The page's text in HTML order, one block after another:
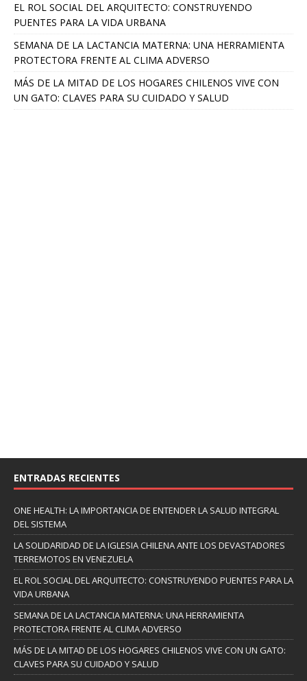
EL ROL SOCIAL DEL ARQUITECTO: CONSTRUYENDO
PUENTES PARA LA VIDA URBANA
SEMANA DE LA LACTANCIA MATERNA: UNA HERRAMIENTA
PROTECTORA FRENTE AL CLIMA ADVERSO
MÁS DE LA MITAD DE LOS HOGARES CHILENOS VIVE CON
UN GATO: CLAVES PARA SU CUIDADO Y SALUD
ENTRADAS RECIENTES
ONE HEALTH: LA IMPORTANCIA DE ENTENDER LA SALUD INTEGRAL
DEL SISTEMA
LA SOLIDARIDAD DE LA IGLESIA CHILENA ANTE LOS DEVASTADORES
TERREMOTOS EN VENEZUELA
EL ROL SOCIAL DEL ARQUITECTO: CONSTRUYENDO PUENTES PARA LA
VIDA URBANA
SEMANA DE LA LACTANCIA MATERNA: UNA HERRAMIENTA
PROTECTORA FRENTE AL CLIMA ADVERSO
MÁS DE LA MITAD DE LOS HOGARES CHILENOS VIVE CON UN GATO:
CLAVES PARA SU CUIDADO Y SALUD